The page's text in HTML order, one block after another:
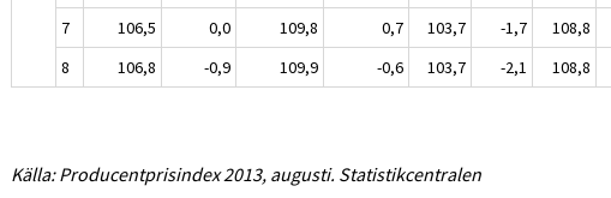
7
106,5 0,0 109,8 0,7 103,7 -1,7 108,8
8
106,8 -0,9 109,9 -0,6 103,7 -2,1 108,8
Källa: Producentprisindex 2013, augusti. Statistikcentralen